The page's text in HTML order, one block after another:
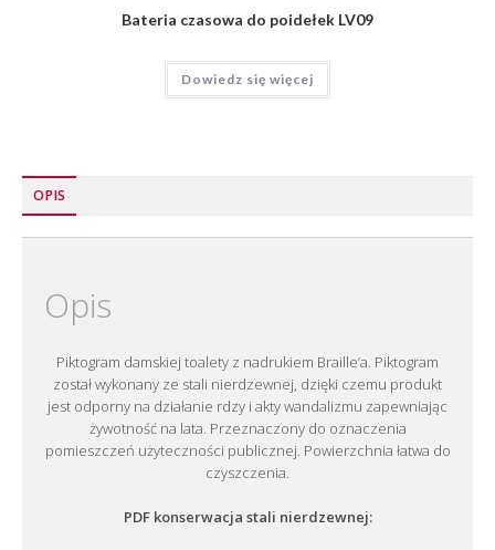
OPIS
Opis
Piktogram damskiej toalety z nadrukiem Braille’a. Piktogram
został wykonany ze stali nierdzewnej, dzięki czemu produkt
jest odporny na działanie rdzy i akty wandalizmu zapewniając
żywotność na lata. Przeznaczony do oznaczenia
pomieszczeń użyteczności publicznej. Powierzchnia łatwa do
czyszczenia.
PDF konserwacja stali nierdzewnej:
Bateria czasowa do poidełek LV09
Dowiedz się więcej